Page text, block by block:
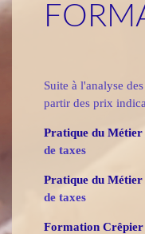
Suite à l'analyse
partir des prix
Pratique du
de taxes
Pratique du
de taxes
Formation Crêpier